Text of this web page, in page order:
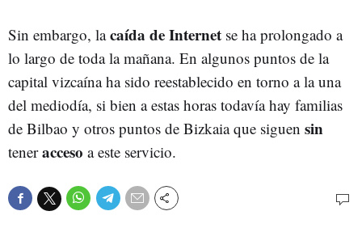
Sin embargo, lacaída de Internet se ha prolongado a
lo largo de toda la mañana. En algunos puntos de la
capital vizcaína ha sido reestablecido en torno a la una
del mediodía, si bien a estas horas todavía hay familias
de Bilbao y otros puntos de Bizkaia que siguen sin
teneracceso a este servicio.